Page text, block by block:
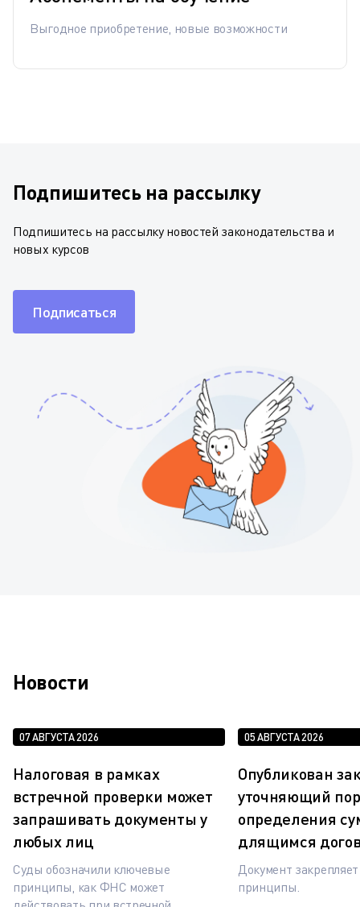
Выгодное приобретение, новые возможности
Подпишитесь на рассылку
Подпишитесь на рассылку новостей законодательства и
новых курсов
Подписаться
Новости
07 АВГУСТА 2026
Налоговая в рамках
встречной проверки может
запрашивать документы у
любых лиц
Суды обозначили ключевые
принципы, как ФНС может
05 АВГУСТА 2026
Опубликован
уточняющий
определения
длящимся
Документ
принципы.